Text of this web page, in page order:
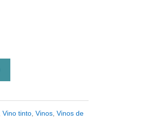
Vino tinto, Vinos, Vinos de